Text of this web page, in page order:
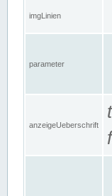
imgLinien
parameter
anzeigeUeberschrift